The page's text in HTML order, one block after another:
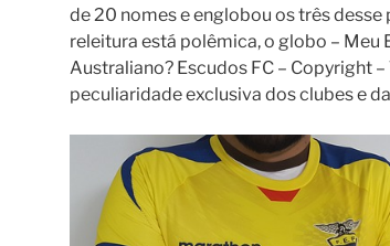
de 20 nomes e englobou os três desse
releitura está polêmica, o globo – Meu
Australiano? Escudos FC – Copyright
peculiaridade exclusiva dos clubes e